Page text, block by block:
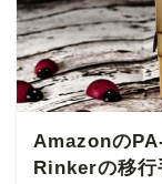
Amazonの
Rinkerの移行